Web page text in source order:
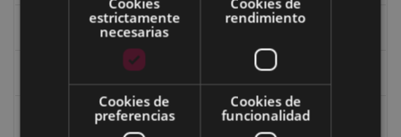
Fondo Carlos Narbaiza
estrictamente
necesarias
rendimiento
Cookies de
preferencias
Cookies de
funcionalidad